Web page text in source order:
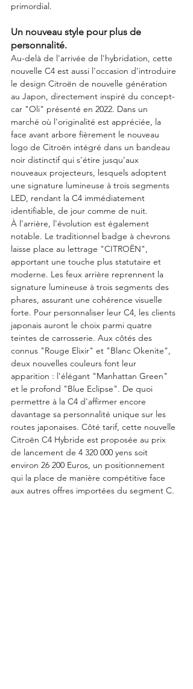
primordial.
Un nouveau style pour plus de
personnalité.
Au-delà de l'arrivée de l'hybridation, cette
nouvelle C4 est aussi l'occasion d'introduire
le design Citroën de nouvelle génération
au Japon, directement inspiré du concept-
car "Oli" présenté en 2022. Dans un
marché où l'originalité est appréciée, la
face avant arbore fièrement le nouveau
logo de Citroën intégré dans un bandeau
noir distinctif qui s'étire jusqu'aux
nouveaux projecteurs, lesquels adoptent
une signature lumineuse à trois segments
LED, rendant la C4 immédiatement
identifiable, de jour comme de nuit.
À l'arrière, l'évolution est également
notable. Le traditionnel badge à chevrons
laisse place au lettrage "CITROËN",
apportant une touche plus statutaire et
moderne. Les feux arrière reprennent la
signature lumineuse à trois segments des
phares, assurant une cohérence visuelle
forte. Pour personnaliser leur C4, les clients
japonais auront le choix parmi quatre
teintes de carrosserie. Aux côtés des
connus "Rouge Elixir" et "Blanc Okenite",
deux nouvelles couleurs font leur
apparition : l'élégant "Manhattan Green"
et le profond "Blue Eclipse". De quoi
permettre à la C4 d'affirmer encore
davantage sa personnalité unique sur les
routes japonaises. Côté tarif, cette nouvelle
Citroën C4 Hybride est proposée au prix
de lancement de 4 320 000 yens soit
environ 26 200 Euros, un positionnement
qui la place de manière compétitive face
aux autres offres importées du segment C.